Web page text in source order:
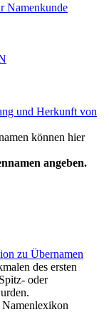
Namenkunde
und Herkunft von
können hier
angeben.
zu Übernamen
des ersten
oder